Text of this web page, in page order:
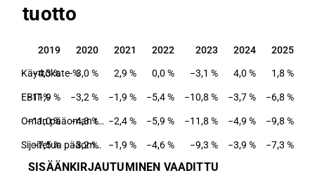
tuotto
2019 2020 2021 2022 2023 2024 2025
2019 2020 2021 2022 2023 2024 2025
Käyttökate-%
−4,3 % 3,0 % 2,9 % 0,0 % −3,1 % 4,0 % 1,8 %
EBIT-%
−11,9 % −3,2 % −1,9 % −5,4 % −10,8 % −3,7 % −6,8 %
Oman pääoman tuotto-%
−11,0 % −4,3 % −2,4 % −5,9 % −11,8 % −4,9 % −9,8 %
Sijoitetun pääoman tuotto-%
−7,5 % −3,2 % −1,9 % −4,6 % −9,3 % −3,9 % −7,3 %
SISÄÄNKIRJAUTUMINEN VAADITTU